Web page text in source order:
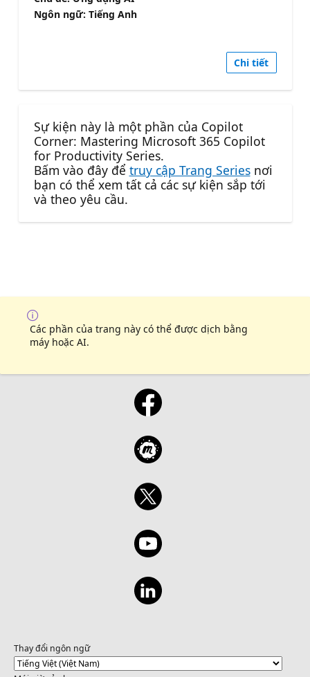
Ngôn ngữ: Tiếng Anh
Chi tiết
Sự kiện này là một phần của Copilot
Corner: Mastering Microsoft 365 Copilot
for Productivity Series.
Bấm vào đây để truy cập Trang Seriesnơi
bạn có thể xem tất cả các sự kiện sắp tới
và theo yêu cầu.
Các phần của trang này có thể được dịch bằng
máy hoặc AI.
Thay đổi ngôn ngữ